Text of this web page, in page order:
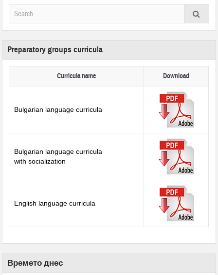
Preparatory groups curricula
Curricula name Download
Bulgarian language curricula
Bulgarian language curricula
with socialization
English language curricula
Времето днес